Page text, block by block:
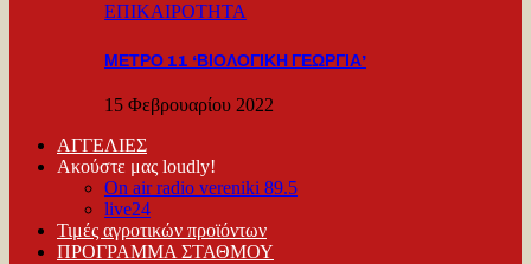
ΕΠΙΚΑΙΡΟΤΗΤΑ
ΜΕΤΡΟ 11 ‘ΒΙΟΛΟΓΙΚΗ ΓΕΩΡΓΙΑ’
15 Φεβρουαρίου 2022
ΑΓΓΕΛΙΕΣ
Ακούστε μας loudly!
On air radio vereniki 89.5
live24
Τιμές αγροτικών προϊόντων
ΠΡΟΓΡΑΜΜΑ ΣΤΑΘΜΟΥ